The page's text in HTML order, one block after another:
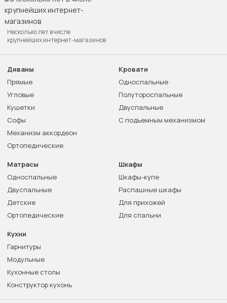
Несколько лет в числе
крупнейших интернет-магазинов
Диваны
Прямые
Угловые
Кушетки
Софы
Механизм аккордеон
Ортопедические
Кровати
Односпальные
Полутороспальные
Двуспальные
С подъемным механизмом
Матрасы
Односпальные
Двуспальные
Детские
Ортопедические
Шкафы
Шкафы-купе
Распашные шкафы
Для прихожей
Для спальни
Кухни
Гарнитуры
Модульные
Кухонные столы
Конструктор кухонь